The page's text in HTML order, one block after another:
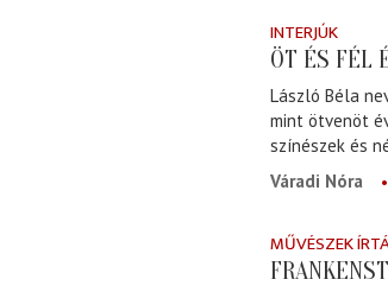
INTERJÚK
ÖT ÉS FÉL
László Béla
mint ötvenöt
színészek és
Váradi Nóra
MŰVÉSZEK